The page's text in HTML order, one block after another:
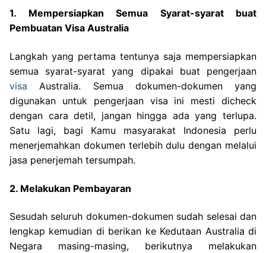
1. Mempersiapkan Semua Syarat-syarat buat
Pembuatan Visa Australia
Langkah yang pertama tentunya saja mempersiapkan
semua syarat-syarat yang dipakai buat pengerjaan
visa Australia. Semua dokumen-dokumen yang
digunakan untuk pengerjaan visa ini mesti dicheck
dengan cara detil, jangan hingga ada yang terlupa.
Satu lagi, bagi Kamu masyarakat Indonesia perlu
menerjemahkan dokumen terlebih dulu dengan melalui
jasa penerjemah tersumpah.
2. Melakukan Pembayaran
Sesudah seluruh dokumen-dokumen sudah selesai dan
lengkap kemudian di berikan ke Kedutaan Australia di
Negara masing-masing, berikutnya melakukan